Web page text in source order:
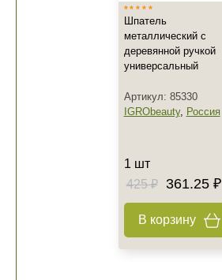
Шпатель
металлический с
деревянной ручкой
универсальный
Артикул: 85330
IGRObeauty, Россия
1 шт
425 ₽
361.25 ₽
В корзину